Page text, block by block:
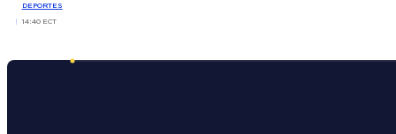
DEPORTES
14:40 ECT